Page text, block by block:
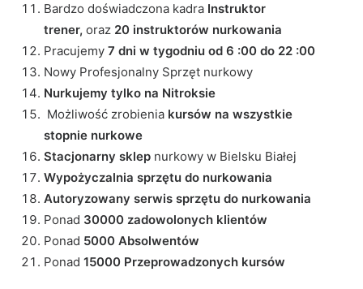
Bardzo doświadczona kadra Instruktor
trener, oraz 20 instruktorów nurkowania
Pracujemy 7 dni w tygodniu od 6 :00 do 22 :00
Nowy Profesjonalny Sprzęt nurkowy
Nurkujemy tylko na Nitroksie
Możliwość zrobienia kursów na wszystkie
stopnie nurkowe
Stacjonarny sklep nurkowy w Bielsku Białej
Wypożyczalnia sprzętu do nurkowania
Autoryzowany serwis sprzętu do nurkowania
Ponad 30000 zadowolonych klientów
Ponad 5000 Absolwentów
Ponad 15000 Przeprowadzonych kursów